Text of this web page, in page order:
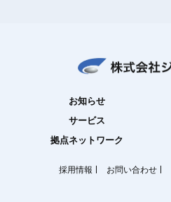
お知らせ
サービス
拠点ネットワーク
採用情報 お問い合わせ